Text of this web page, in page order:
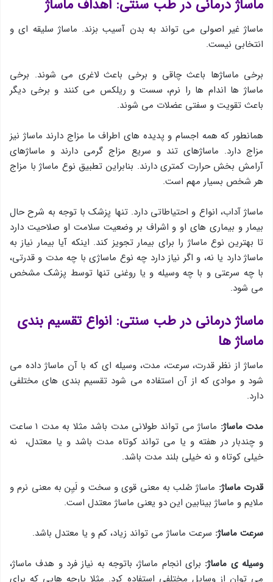
ماساژ درمانی در طب سنتی: اهداف ماساژ
ماساژ غیر اصولی می تواند به بدن آسیب بزند. ماساژ سلیقه ای و
انتخابی نیست.
برخی ماساژها باعث چاقی و برخی باعث لاغری می شوند. برخی
ماساژ ها اندام ها را نرم، سست و ریلکس می کنند و برخی دیگر
باعث تقویت و سفتی عضلات می شوند.
همانطور که همه اجسام و پدیده های اطراف ما مزاج دارند ماساژ نیز
مزاج دارد. ماساژهای تند و سریع مزاج گرمی دارند و ماساژهای
آرامش بخش حرارت کمتری دارند. بنابراین تطبیق نوع ماساژ با مزاج
هر شخص بسیار مهم است.
ماساژ آداب، انواع و احتیاطاتی دارد. تنها پزشک با توجه به شرح حال
بیمار و بیماری های او و اشراف بر وضعیت سلامت او صلاحیت دارد
تا بهترین نوع ماساژ را برای بیمار تجویز کند. اینکه آیا بیمار نیاز به
ماساژ دارد یا نه، و اگر نیاز دارد چه نوع ماساژی با چه مدت و قدرتی،
با چه سرعتی و با چه وسیله و یا روغنی تنها توسط پزشک مشخص
می شود.
ماساژ درمانی در طب سنتی: انواع تقسیم بندی
ماساژ ها
ماساژ از نظر قدرت، سرعت، مدت، وسیله ای که با آن ماساژ داده می
شود و موادی که از آن استفاده می شود تقسیم بندی های مختلفی
دارد.
مدت ماساژ:
ماساژ می تواند طولانی مدت باشد مثلا به مدت ۱ ساعت
و چندبار در هفته و یا می تواند کوتاه مدت باشد و یا معتدل، نه
خیلی کوتاه و نه خیلی بلند مدت باشد.
قدرت ماساژ: ماساژ صُلب به معنی قوی و سخت و لَیِن به معنی نرم و
ملایم و ماساژ بینابین این دو یعنی ماساژ معتدل است.
سرعت ماساژ: سرعت ماساژ می تواند زیاد، کم و یا معتدل باشد.
وسیله ی ماساژ: برای انجام ماساژ، باتوجه به نیاز فرد و هدف ماساژ،